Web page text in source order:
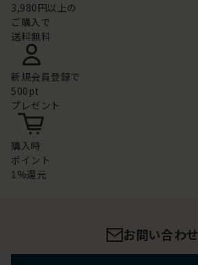
3,980円以上の
ご購入で
送料無料
新規会員登録で
500pt
プレゼント
購入時
ポイント
1%還元
お問い合わせ